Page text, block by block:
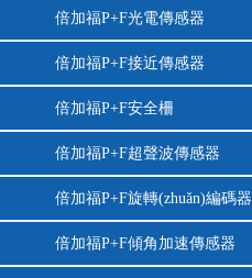
品
倍加福P+F光電傳感器
倍加福P+F接近傳感器
倍加福P+F安全柵
倍加福P+F超聲波傳感器
倍加福P+F旋轉(zhuǎn)編碼器
倍加福P+F傾角加速傳感器